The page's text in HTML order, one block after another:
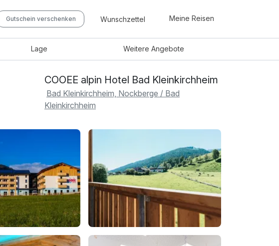
Gutschein verschenken Wunschzettel Meine Reisen
Lage WeitereAngebote
COOEE alpin Hotel Bad Kleinkirchheim
Bad Kleinkirchheim, Nockberge / Bad
Kleinkirchheim